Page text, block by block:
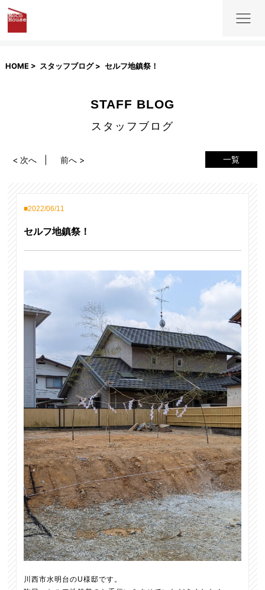
HOME スタッフブログ セルフ地鎮祭！
STAFF BLOG
スタッフブログ
一覧
< 次へ 前へ >
2022/06/11
セルフ地鎮祭！
川西市水明台のU様邸です。